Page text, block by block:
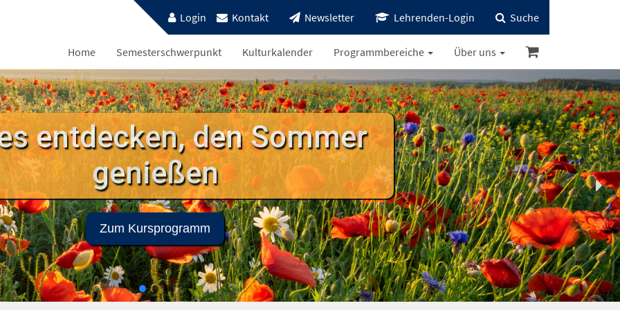
Login Kontakt Newsletter Lehrenden-Login Suche
Home Semesterschwerpunkt Kulturkalender Programmbereiche Über uns
entdecken, den Sommer
genießen
Zum Kursprogramm